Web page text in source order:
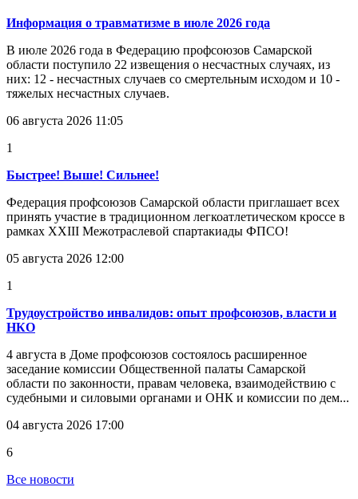
Информация о травматизме в июле 2026 года
В июле 2026 года в Федерацию профсоюзов Самарской
области поступило 22 извещения о несчастных случаях, из
них: 12 - несчастных случаев со смертельным исходом и 10 -
тяжелых несчастных случаев.
06 августа 2026 11:05
1
Быстрее! Выше! Сильнее!
Федерация профсоюзов Самарской области приглашает всех
принять участие в традиционном легкоатлетическом кроссе в
рамках XXIII Межотраслевой спартакиады ФПСО!
05 августа 2026 12:00
1
Трудоустройство инвалидов: опыт профсоюзов, власти и
НКО
4 августа в Доме профсоюзов состоялось расширенное
заседание комиссии Общественной палаты Самарской
области по законности, правам человека, взаимодействию с
судебными и силовыми органами и ОНК и комиссии по дем...
04 августа 2026 17:00
6
Все новости